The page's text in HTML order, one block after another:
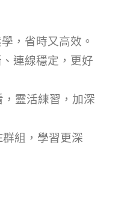
學，省時又高效。
、連線穩定，更好
，靈活練習，加深
群組，學習更深